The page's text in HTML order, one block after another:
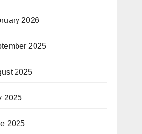
2026
2025
2025
2025
2025